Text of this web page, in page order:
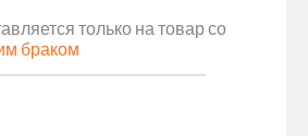
только на товар со
браком